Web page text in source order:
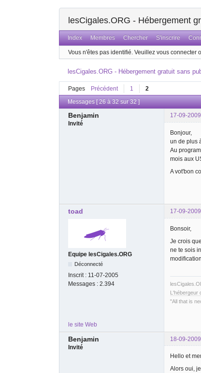
lesCigales.ORG - Hébergement
Index Membres Chercher S'inscrire
Vous n'êtes pas identifié. Veuillez vous connecter
lesCigales.ORG - Hébergement gratuit sans
Pages Précédent 1 2
Messages [ 26 à 32 sur 32 ]
Benjamin
17-09-
Invité
Bonjour,
un de plus
Au
mois aux
A vot'bon
toad 17-09-
Equipe lesCigales.ORG
Déconnecté
Inscrit : 11-07-2005
Messages : 2.394
Bonsoir,
Je crois
ne te sois
L'hébergeur
"All that is
le site Web
Benjamin
18-09-
Invité
Hello et
Alors oui,